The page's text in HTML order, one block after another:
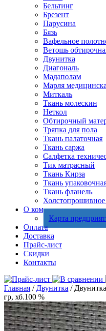
Бельтинг
Брезент
Парусина
Бязь
Вафельное
Ветошь
Двунитка
Диагональ
Мадаполам
Марля
Миткаль
Ткань молескин
Неткол
Обтирочный
Тряпка для пола
Ткань палаточная
Ткань саржа
Салфетка
Тик матрасный
Ткань Кирза
Ткань
Ткань фланель
О компании
Карта
Оплата
Доставка
Прайс-лист
Скидки
Контакты
Главная / Двунитка /
гр, хб.100 %